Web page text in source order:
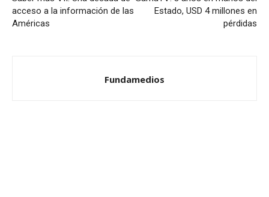
acceso a la información de las
Américas
Estado, USD 4 millones en
pérdidas
Fundamedios